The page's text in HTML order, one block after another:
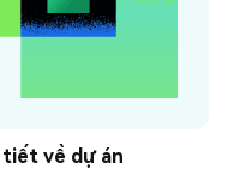
tiết về dự án